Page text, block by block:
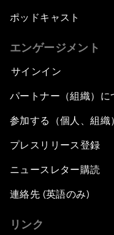
ポッドキャスト
エンゲージメント
サインイン
パートナー（組織）に
参加する（個人、組織）
プレスリリース登録
ニュースレター購読
連絡先 (英語のみ)
リンク